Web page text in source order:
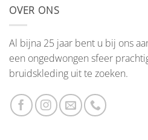
OVER ONS
Al bijna 25 jaar bent u bij ons
een ongedwongen sfeer
bruidskleding uit te zoeken.